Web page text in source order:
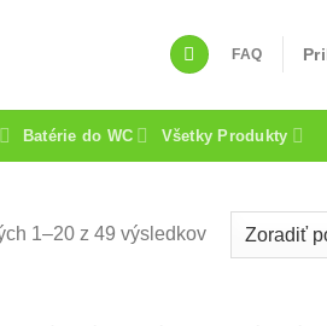
FAQ
Batérie do WC Všetky Produkty
1–20 z 49 výsledkov